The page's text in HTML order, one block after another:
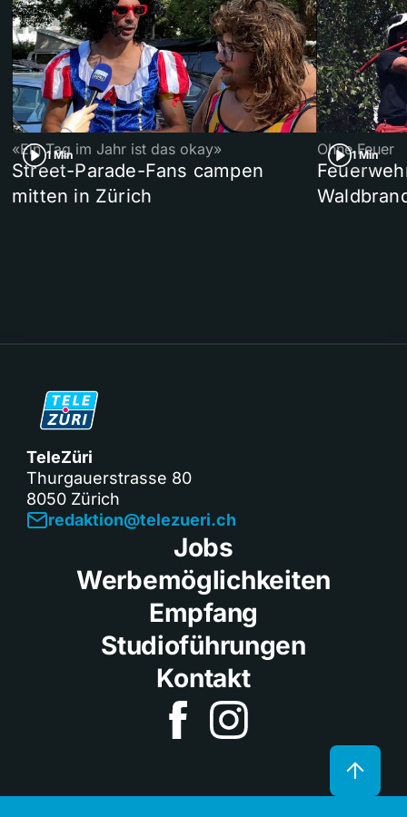
1 Min
«Ein Tag im Jahr ist das okay»
Street-Parade-Fans campen
mitten in Zürich
1 Min
Ohne Feuer
TeleZüri
Thurgauerstrasse 80
8050 Zürich
redaktion@telezueri.ch
Jobs
Werbemöglichkeiten
Empfang
Studioführungen
Kontakt